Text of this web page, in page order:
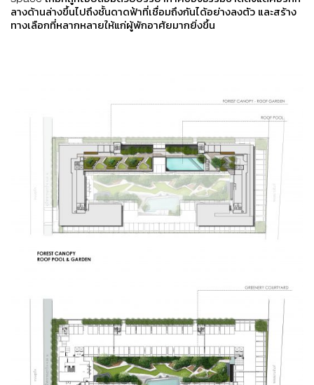
ลางด้านล่างขึ้นไปถึงชั้นดาดฟ้าที่เชื่อมถึงกันได้อย่างลงตัว และสร้าง
ทางเลือกที่หลากหลายให้แก่ผู้พักอาศัยมากยิ่งขึ้น